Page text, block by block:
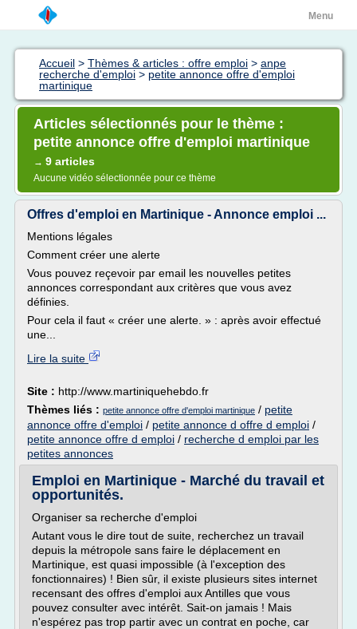
Menu
Accueil > Thèmes & articles : offre emploi > anpe
recherche d'emploi > petite annonce offre d'emploi
martinique
Articles sélectionnés pour le thème :
petite annonce offre d'emploi martinique
→ 9 articles
Aucune vidéo sélectionnée pour ce thème
Offres d'emploi en Martinique - Annonce emploi ...
Mentions légales
Comment créer une alerte
Vous pouvez reçevoir par email les nouvelles petites
annonces correspondant aux critères que vous avez
définies.
Pour cela il faut « créer une alerte. » : après avoir effectué
une...
Lire la suite
Site : http://www.martiniquehebdo.fr
Thèmes liés : petite annonce offre d'emploi martinique / petite
annonce offre d'emploi / petite annonce d offre d emploi /
petite annonce offre d emploi / recherche d emploi par les
petites annonces
Emploi en Martinique - Marché du travail et
opportunités.
Organiser sa recherche d'emploi
Autant vous le dire tout de suite, recherchez un travail
depuis la métropole sans faire le déplacement en
Martinique, est quasi impossible (à l'exception des
fonctionnaires) ! Bien sûr, il existe plusieurs sites internet
recensant des offres d'emploi aux Antilles que vous
pouvez consulter avec intérêt. Sait-on jamais ! Mais
n'espérez pas trop partir avec un contrat en poche, car